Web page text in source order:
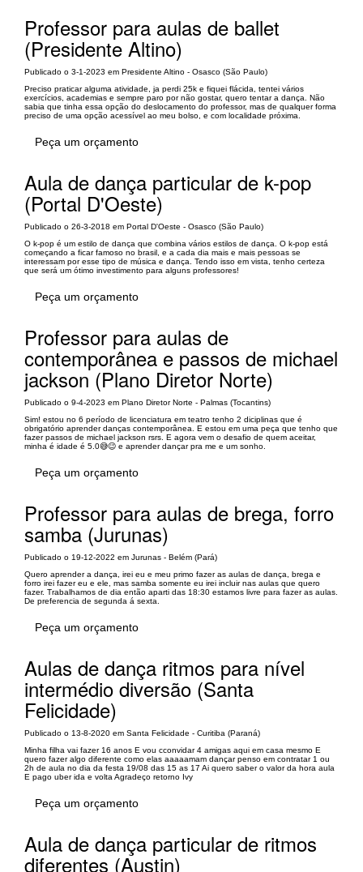
Professor para aulas de ballet
(Presidente Altino)
Publicado o 3-1-2023 em Presidente Altino - Osasco (São Paulo)
Preciso praticar alguma atividade, ja perdi 25k e fiquei flácida, tentei vários
exercícios, academias e sempre paro por não gostar, quero tentar a dança. Não
sabia que tinha essa opção do deslocamento do professor, mas de qualquer forma
preciso de uma opção acessível ao meu bolso, e com localidade próxima.
Peça um orçamento
Aula de dança particular de k-pop
(Portal D'Oeste)
Publicado o 26-3-2018 em Portal D'Oeste - Osasco (São Paulo)
O k-pop é um estilo de dança que combina vários estilos de dança. O k-pop está
começando a ficar famoso no brasil, e a cada dia mais e mais pessoas se
interessam por esse tipo de música e dança. Tendo isso em vista, tenho certeza
que será um ótimo investimento para alguns professores!
Peça um orçamento
Professor para aulas de
contemporânea e passos de michael
jackson (Plano Diretor Norte)
Publicado o 9-4-2023 em Plano Diretor Norte - Palmas (Tocantins)
Sim! estou no 6 período de licenciatura em teatro tenho 2 diciplinas que é
obrigatório aprender danças contemporânea. E estou em uma peça que tenho que
fazer passos de michael jackson rsrs. E agora vem o desafio de quem aceitar,
minha é idade é 5.0😅😉 e aprender dançar pra me e um sonho.
Peça um orçamento
Professor para aulas de brega, forro
samba (Jurunas)
Publicado o 19-12-2022 em Jurunas - Belém (Pará)
Quero aprender a dança, irei eu e meu primo fazer as aulas de dança, brega e
forro irei fazer eu e ele, mas samba somente eu irei incluir nas aulas que quero
fazer. Trabalhamos de dia então aparti das 18:30 estamos livre para fazer as aulas.
De preferencia de segunda á sexta.
Peça um orçamento
Aulas de dança ritmos para nível
intermédio diversão (Santa
Felicidade)
Publicado o 13-8-2020 em Santa Felicidade - Curitiba (Paraná)
Minha filha vai fazer 16 anos E vou cconvidar 4 amigas aqui em casa mesmo E
quero fazer algo diferente como elas aaaaamam dançar penso em contratar 1 ou
2h de aula no dia da festa 19/08 das 15 as 17 Ai quero saber o valor da hora aula
E pago uber ida e volta Agradeço retorno Ivy
Peça um orçamento
Aula de dança particular de ritmos
diferentes (Austin)